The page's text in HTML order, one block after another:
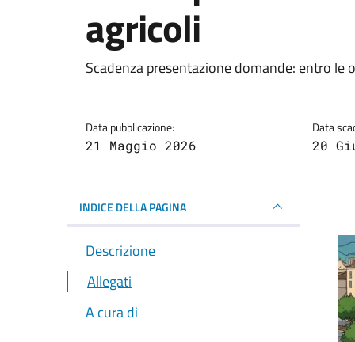
agricoli
Dettagli della
Scadenza presentazione domande: entro le
Data pubblicazione:
21 Maggio 2026
Data
20
INDICE DELLA PAGINA
Descrizione
Allegati
A cura di